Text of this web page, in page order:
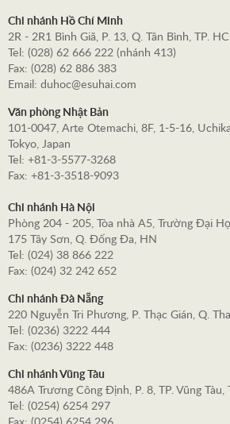
Chi nhánh Hồ Chí Minh
2R - 2R1 Bình Giã, P. 13, Q. Tân Bình, TP.
Tel: (028) 62 666 222 (nhánh 413)
Fax: (028) 62 886 383
Email: duhoc@esuhai.com
Văn phòng Nhật Bản
101-0047, Arte Otemachi, 8F, 1-5-16,
Tokyo, Japan
Tel: +81-3-5577-3268
Fax: +81-3-3518-9093
Chi nhánh Hà Nội
Phòng 204 - 205, Tòa nhà A5, Trường Đại
175 Tây Sơn, Q. Đống Đa, HN
Tel: (024) 38 866 222
Fax: (024) 32 242 652
Chi nhánh Đà Nẵng
220 Nguyễn Tri Phương, P. Thạc Gián, Q.
Tel: (0236) 3222 444
Fax: (0236) 3222 448
Chi nhánh Vũng Tàu
486A Trương Công Định, P. 8, TP. Vũng Tàu,
Tel: (0254) 6254 297